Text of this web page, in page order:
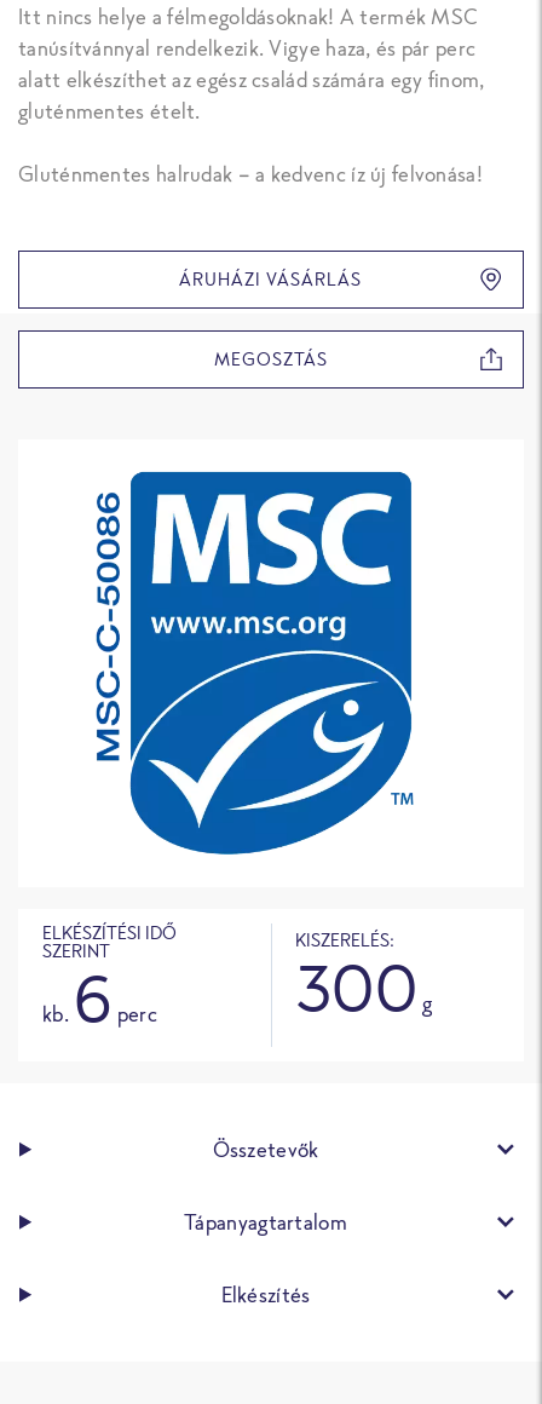
Itt nincs helye a félmegoldásoknak! A termék MSC
tanúsítvánnyal rendelkezik. Vigye haza, és pár perc
alatt elkészíthet az egész család számára egy finom,
gluténmentes ételt.
Gluténmentes halrudak – a kedvenc íz új felvonása!
ÁRUHÁZI VÁSÁRLÁS
MEGOSZTÁS
ELKÉSZÍTÉSI IDŐ
SZERINT
kb. 6 perc
KISZERELÉS:
300 g
Összetevők
Tápanyagtartalom
Elkészítés